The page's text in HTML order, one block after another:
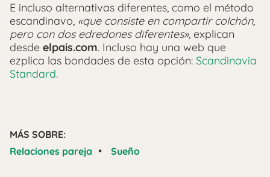
E incluso alternativas diferentes, como el método
escandinavo, «que consiste en compartir colchón,
pero con dos edredones diferentes», explican
desde elpais.com. Incluso hay una web que
ezplica las bondades de esta opción: Scandinavia
Standard.
MÁS SOBRE:
Relaciones pareja • Sueño